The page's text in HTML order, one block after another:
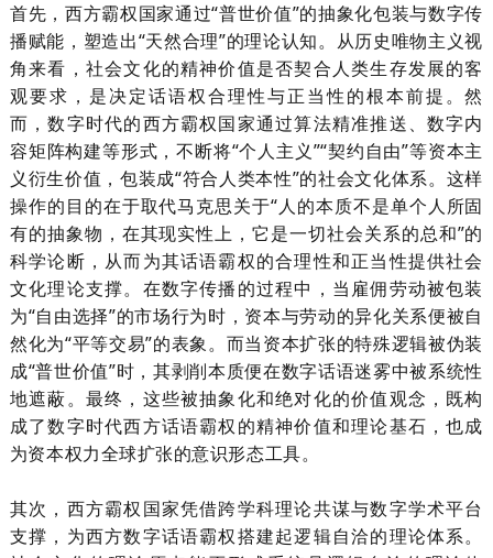
首先，西方霸权国家通过“普世价值”的抽象化包装与数字传
播赋能，塑造出“天然合理”的理论认知。从历史唯物主义视
角来看，社会文化的精神价值是否契合人类生存发展的客
观要求，是决定话语权合理性与正当性的根本前提。然
而，数字时代的西方霸权国家通过算法精准推送、数字内
容矩阵构建等形式，不断将“个人主义”“契约自由”等资本主
义衍生价值，包装成“符合人类本性”的社会文化体系。这样
操作的目的在于取代马克思关于“人的本质不是单个人所固
有的抽象物，在其现实性上，它是一切社会关系的总和”的
科学论断，从而为其话语霸权的合理性和正当性提供社会
文化理论支撑。在数字传播的过程中，当雇佣劳动被包装
为“自由选择”的市场行为时，资本与劳动的异化关系便被自
然化为“平等交易”的表象。而当资本扩张的特殊逻辑被伪装
成“普世价值”时，其剥削本质便在数字话语迷雾中被系统性
地遮蔽。最终，这些被抽象化和绝对化的价值观念，既构
成了数字时代西方话语霸权的精神价值和理论基石，也成
为资本权力全球扩张的意识形态工具。
其次，西方霸权国家凭借跨学科理论共谋与数字学术平台
支撑，为西方数字话语霸权搭建起逻辑自洽的理论体系。